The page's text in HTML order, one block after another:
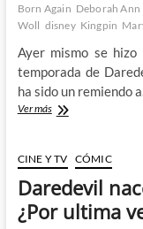
Born Again Deborah Ann
Woll disney Kingpin
Ayer mismo se
temporada de
ha sido un remiendo
Ver másDestripando
de
la
segunda
temporada
de
CINE Y TV CÓMIC
Daredevil
¿Por ultima